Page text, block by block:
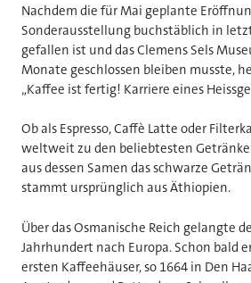
Nachdem die für Mai geplante
Sonderausstellung buchstäblich in
gefallen ist und das Clemens Sels
Monate geschlossen bleiben musste,
„Kaffee ist fertig! Karriere eines
Ob als Espresso, Caffè Latte oder
weltweit zu den beliebtesten
aus dessen Samen das schwarze
stammt ursprünglich aus Äthiopien.
Über das Osmanische Reich gelangte
Jahrhundert nach Europa. Schon bald
ersten Kaffeehäuser, so 1664 in Den